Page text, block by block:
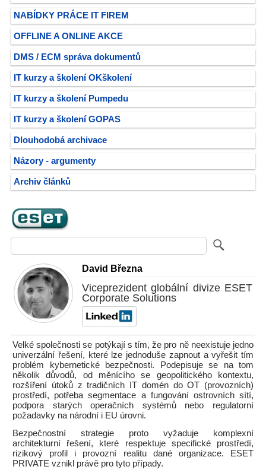
NABÍDKY PRÁCE IT FIREM
OFFLINE A ONLINE AKCE
DMS / ECM správa dokumentů
IT kurzy a školení OKškolení
IT kurzy a školení Pumpedu
IT kurzy a školení GOPAS
Dlouhodobá archivace
Názory - argumenty
Archiv článků
David Března
Viceprezident globální divize ESET
Corporate Solutions
Velké společnosti se potýkají s tím, že pro ně neexistuje jedno
univerzální řešení, které lze jednoduše zapnout a vyřešit tím
problém kybernetické bezpečnosti. Podepisuje se na tom
několik důvodů, od měnícího se geopolitického kontextu,
rozšíření útoků z tradičních IT domén do OT (provozních)
prostředí, potřeba segmentace a fungování ostrovních sítí,
podpora starých operačních systémů nebo regulatorní
požadavky na národní i EU úrovni.
Bezpečnostní strategie proto vyžaduje komplexní
architekturní řešení, které respektuje specifické prostředí,
rizikový profil i provozní realitu dané organizace. ESET
PRIVATE vznikl právě pro tyto případy.